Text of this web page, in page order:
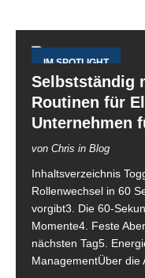
IM SPOTLIGHT
Selbstständig
Routinen für
Unternehmen
von Chris in Blog
Inhaltsverzeichnis
Rollenwechsel in 60
vorgibt3. Die 60-
Momente4. Feste
nächsten Tag5.
ManagementÜber die